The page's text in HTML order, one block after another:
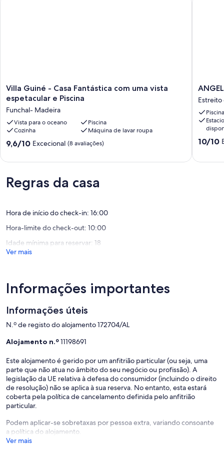
Villa
Guiné
Casa
Fantástica
com
uma
vista
Piscina
Funchal-
Villa Guiné - Casa Fantástica com uma vista
espetacular e Piscina
Funchal- Madeira
Vista para o oceano
Piscina
Cozinha
Máquina de lavar roupa
Pontuação
9.6
um
máximo
Excecional,
avaliações)
9,6/10 Excecional (8 avaliações)
ANGEL
´S
SUNSET
T2
DA
Estreito
Piscina
10/10
Regras da casa
Hora de início do check-in: 16:00
Hora-limite do check-out: 10:00
Idade mínima para reservar: 18
Ver mais
Informações importantes
Informações úteis
N.º de registo do alojamento 172704/AL
Alojamento n.º11198691
Este alojamento é gerido por um anfitrião particular (ou seja, uma
parte que não atua no âmbito do seu negócio ou profissão). A
legislação da UE relativa à defesa do consumidor (incluindo o direito
de resolução) não se aplica à sua reserva. No entanto, esta estará
coberta pela política de cancelamento definida pelo anfitrião
particular.
Podem aplicar-se sobretaxas por pessoa extra, variando consoante
a política do alojamento.
Ver mais